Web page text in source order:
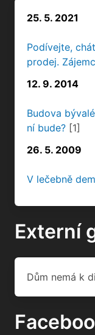
25. 5. 2021
Podívejte,
prodej.
12. 9. 2014
Budova
ní bude? [1]
26. 5. 2009
V lečebně
Externí
Dům nemá k